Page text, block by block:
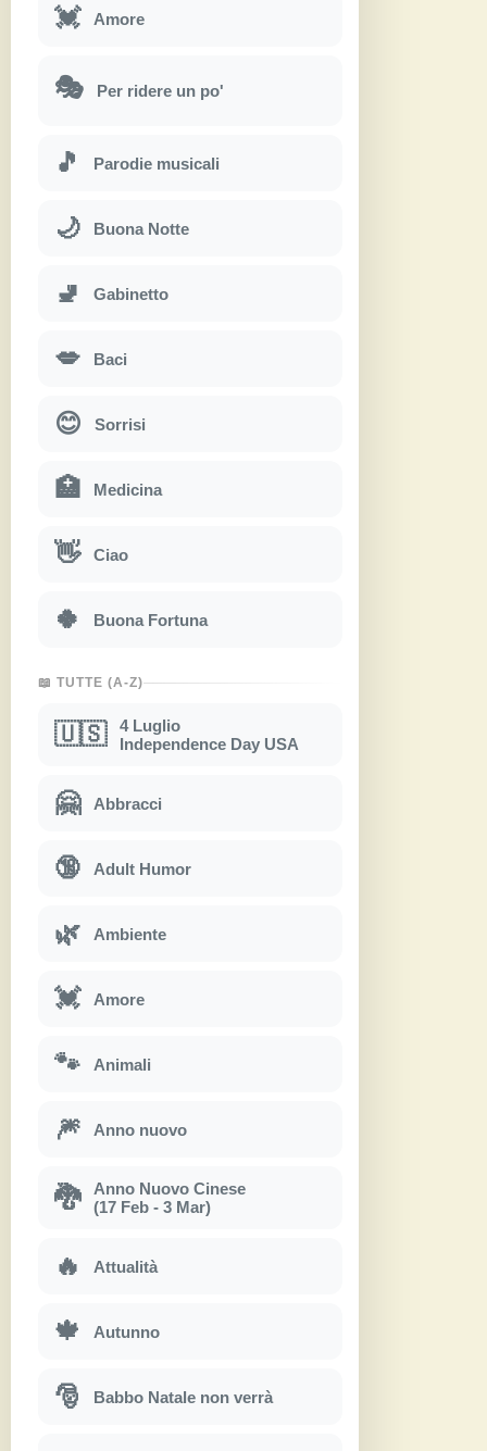
💓 Amore
🎭 Per ridere un po'
🎵 Parodie musicali
🌙 Buona Notte
🚽 Gabinetto
💋 Baci
😊 Sorrisi
🏥 Medicina
👋 Ciao
🍀 Buona Fortuna
📖 TUTTE (A-Z)
🇺🇸
4 Luglio
Independence Day USA
🤗 Abbracci
🔞 Adult Humor
🌿 Ambiente
💓 Amore
🐾 Animali
🎆 Anno nuovo
🐉
Anno Nuovo Cinese
(17 Feb - 3 Mar)
🔥 Attualità
🍁 Autunno
🎅 Babbo Natale non verrà